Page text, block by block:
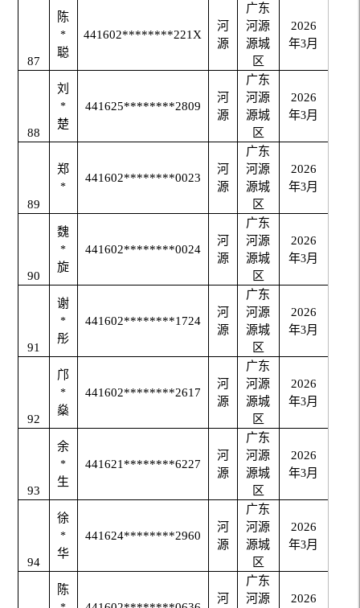
87
陈
*
聪
441602********221X
河
源
广东
河源
源城
区
2026
年3月
88
刘
*
楚
441625********2809
河
源
广东
河源
源城
区
2026
年3月
89
郑
*
441602********0023
河
源
广东
河源
源城
区
2026
年3月
90
魏
*
旋
441602********0024
河
源
广东
河源
源城
区
2026
年3月
91
谢
*
彤
441602********1724
河
源
广东
河源
源城
区
2026
年3月
92
邝
*
燊
441602********2617
河
源
广东
河源
源城
区
2026
年3月
93
余
*
生
441621********6227
河
源
广东
河源
源城
区
2026
年3月
94
徐
*
华
441624********2960
河
源
广东
河源
源城
区
2026
年3月
陈
河
广东
河源
2026